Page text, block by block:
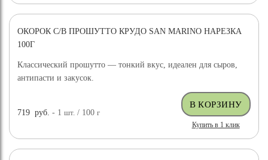
ОКОРОК С/В ПРОШУТТО КРУДО SAN MARINO НАРЕЗКА
100Г
Классический прошутто — тонкий вкус, идеален для сыров,
антипасти и закусок.
719 руб. - 1шт. / 100г
Купить в 1 клик